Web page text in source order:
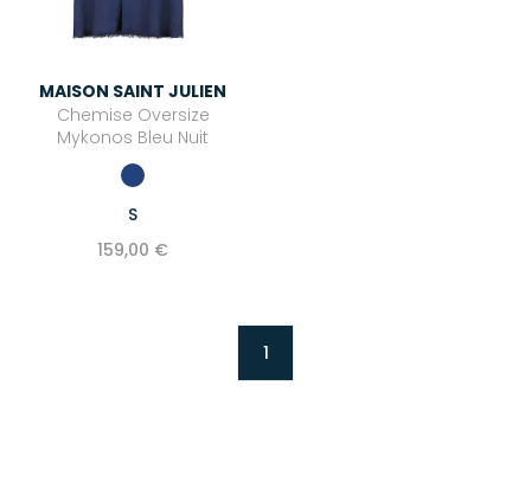
MAISON SAINT JULIEN
Chemise Oversize
Mykonos Bleu Nuit
S
159,00 €
1